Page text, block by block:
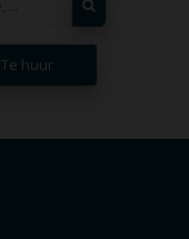
Te huur